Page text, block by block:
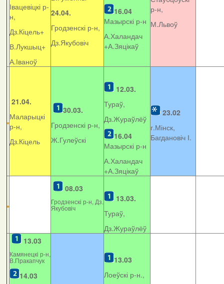
Івацевіцкі р-
н,
Дз.Кіцель+
В.Лукшыц+
А.Іваноў
24.04.
Гродзенскі р-н,
Дз.Якубовіч
16.04
Мазырскі р-н
А.Халандач
+А.Зяцікаў
р-н,
М.Львоў
21.04.
Маларыцкі
р-н,
Дз.Кіцель
30.03.
Гродзенскі р-н,
Ж.Гулеўскі
12.03.
Тураў,
Дз.Жураўлёў
16.04
Мазырскі р-н
А.Халандач
+А.Зяцікаў
23.02
г.Мінск,
Багдановіч І.
08.03
Гродзенскі р-н, Дз.
Якубовіч
13.03.
Тураў,
Дз.Жураўлёў
13.03
Камянецкі р-н,
В.Пракапчук
14.03
13.03
Лоеўскі р-н.,